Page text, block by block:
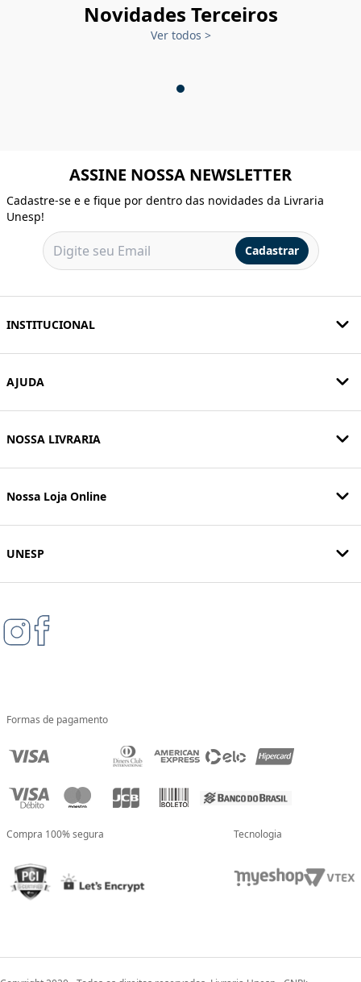
Novidades Terceiros
Ver todos >
ASSINE NOSSA NEWSLETTER
Cadastre-se e e fique por dentro das novidades da Livraria
Unesp!
Cadastrar
INSTITUCIONAL
AJUDA
NOSSA LIVRARIA
Nossa Loja Online
UNESP
Formas de pagamento
Compra 100% segura Tecnologia